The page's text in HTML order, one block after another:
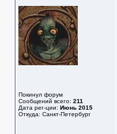
Покинул форум
Сообщений всего: 211
Дата рег-ции: Июнь 2015
Откуда: Санкт-Петербург